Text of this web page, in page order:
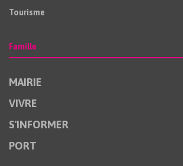
Tourisme
Famille
MAIRIE
VIVRE
S'INFORMER
PORT